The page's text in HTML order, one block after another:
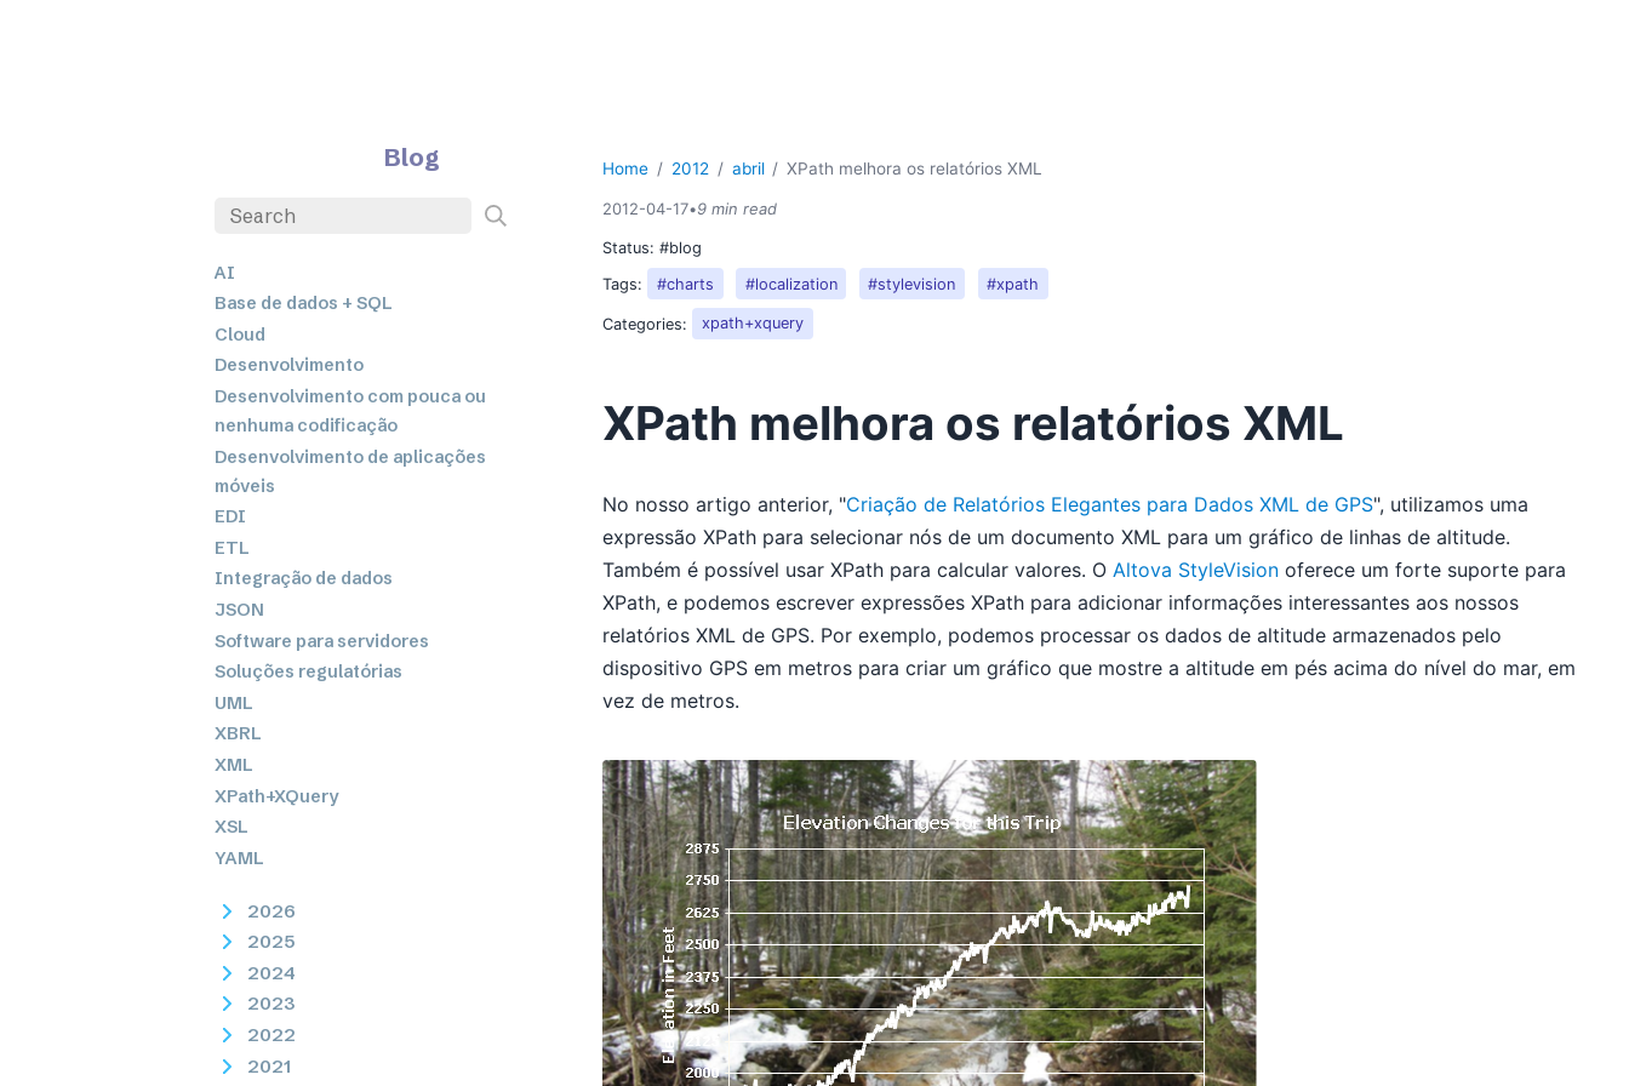
Blog
AI
Base de dados + SQL
Cloud
Desenvolvimento
Desenvolvimento com pouca ou
nenhuma codificação
Desenvolvimento de aplicações
móveis
EDI
ETL
Integração de dados
JSON
Software para servidores
Soluções regulatórias
UML
XBRL
XML
XPath+XQuery
XSL
YAML
2026
2025
2024
2023
2022
2021
Home 2012 abril XPath melhora os relatórios XML
2012-04-17•9 min read
Status:#blog
Tags:
#charts #localization #stylevision #xpath
Categories: xpath+xquery
XPath melhora os relatórios XML
No nosso artigo anterior, "Criação de Relatórios Elegantes para Dados XML de GPS", utilizamos uma
expressão XPath para selecionar nós de um documento XML para um gráfico de linhas de altitude.
Também é possível usar XPath para calcular valores. OAltova StyleVision oferece um forte suporte para
XPath, e podemos escrever expressões XPath para adicionar informações interessantes aos nossos
relatórios XML de GPS. Por exemplo, podemos processar os dados de altitude armazenados pelo
dispositivo GPS em metros para criar um gráfico que mostre a altitude em pés acima do nível do mar, em
vez de metros.